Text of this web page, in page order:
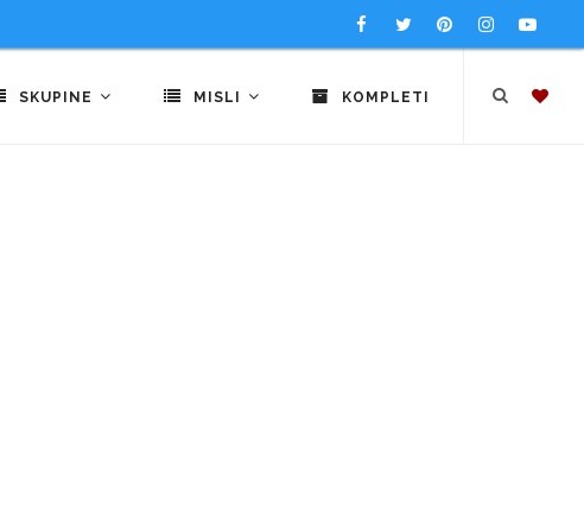
SKUPINE MISLI KOMPLETI